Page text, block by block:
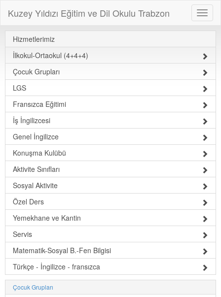
Kuzey Yıldızı Eğitim ve Dil Okulu Trabzon
Hizmetlerimiz
İlkokul-Ortaokul (4+4+4)
Çocuk Grupları
LGS
Fransızca Eğitimi
İş İngilizcesi
Genel İngilizce
Konuşma Kulübü
Aktivite Sınıfları
Sosyal Aktivite
Özel Ders
Yemekhane ve Kantin
Servis
Matematik-Sosyal B.-Fen Bilgisi
Türkçe - İngilizce - fransızca
Çocuk Grupları